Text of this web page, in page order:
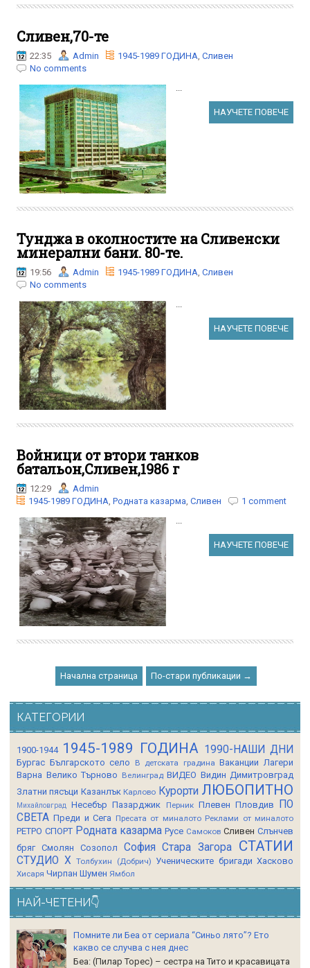
Сливен,70-те
22:35 Admin 1945-1989 ГОДИНА Сливен
No comments
НАУЧЕТЕ ПОВЕЧЕ
Тунджа в околностите на Сливенски
минерални бани. 80-те.
19:56 Admin 1945-1989 ГОДИНА Сливен
No comments
НАУЧЕТЕ ПОВЕЧЕ
Войници от втори танков
батальон,Сливен,1986 г
12:29
Admin
1945-1989 ГОДИНА Родната казарма Сливен
1 comment
НАУЧЕТЕ ПОВЕЧЕ
Начална страница По-стари публикации →
КАТЕГОРИИ
1900-1944 1945-1989 ГОДИНА 1990-НАШИ ДНИ
Бургас Българското село В детската градина Ваканции Лагери
Варна Велико Търново Велинград ВИДЕО Видин Димитровград
Златни пясъци Казанлък Карлово Курорти ЛЮБОПИТНО
Михайловград Несебър Пазарджик Перник Плевен Пловдив
ПО
СВЕТА Преди и Сега Пресата от миналото Реклами от миналото
РЕТРО СПОРТ Родната казарма Русе Самоков Сливен Слънчев
бряг Смолян Созопол София Стара Загора СТАТИИ
СТУДИО Х Толбухин (Добрич) Ученическите бригади Хасково
Хисаря Чирпан Шумен Ямбол
НАЙ-ЧЕТЕНИ👇
Помните ли Беа от сериала “Синьо лято”? Ето
какво се случва с нея днес
Беа: (Пилар Торес) – сестра на Тито и красавицата